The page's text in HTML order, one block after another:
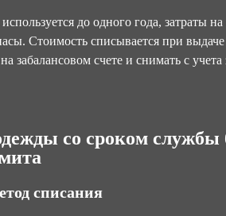
до одного года, затраты
Стоимость списывается при
забалансовом счете и снимать с учета
со сроком службы
списания